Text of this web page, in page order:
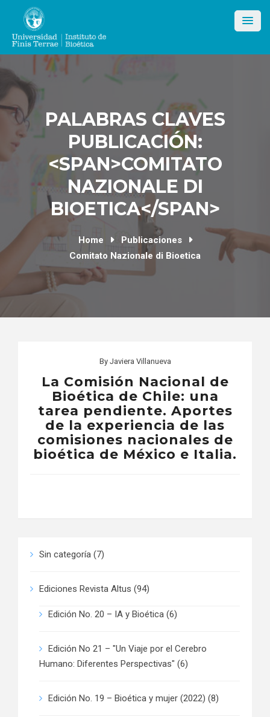
content
PALABRAS CLAVES
PUBLICACIÓN:
<SPAN>COMITATO
NAZIONALE DI
BIOETICA</SPAN>
Home
Publicaciones
Comitato Nazionale di Bioetica
By Javiera Villanueva
La Comisión Nacional de
Bioética de Chile: una
tarea pendiente. Aportes
de la experiencia de las
comisiones nacionales de
bioética de México e Italia.
Sin categoría (7)
Ediciones Revista Altus (94)
Edición No. 20 – IA y Bioética (6)
Edición No 21 – "Un Viaje por el Cerebro
Humano: Diferentes Perspectivas" (6)
Edición No. 19 – Bioética y mujer (2022) (8)